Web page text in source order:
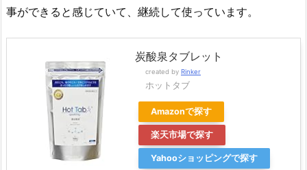
事ができると感じていて、継続して使っています。
炭酸泉タブレット
created by Rinker
ホットタブ
Amazonで探す
楽天市場で探す
Yahooショッピングで探す